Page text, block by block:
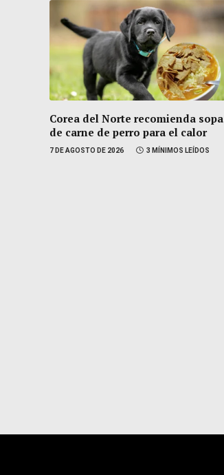
Corea del Norte recomienda sopa
de carne de perro para el calor
7 DE AGOSTO DE 2026 3 MÍNIMOS LEÍDOS